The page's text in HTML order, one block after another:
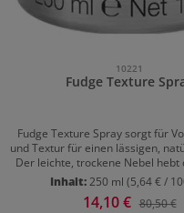
10221
Fudge Texture
Fudge Texture Spray sorgt für
und Textur für einen lässigen,
Der leichte, trockene Nebel hebt
der Wurzel und fügt Textur
verklebt nicht und lässt sich
Inhalt:250 ml (5,64 € /
Verkaufspreis:
14,10 € 80,50 €